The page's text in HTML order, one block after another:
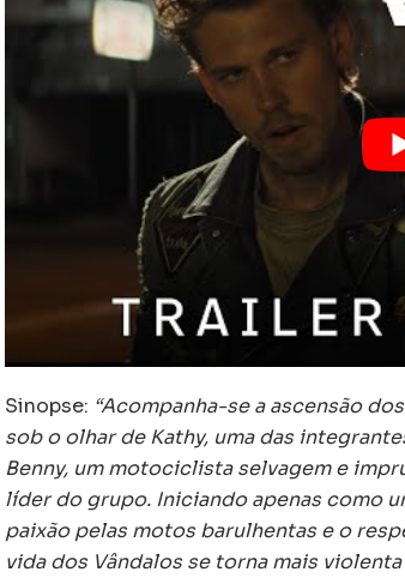
Sinopse: “Acompanha-se a ascensão
sob o olhar de Kathy, uma das
Benny, um motociclista selvagem e
líder do grupo. Iniciando apenas como
paixão pelas motos barulhentas e o
vida dos Vândalos se torna mais